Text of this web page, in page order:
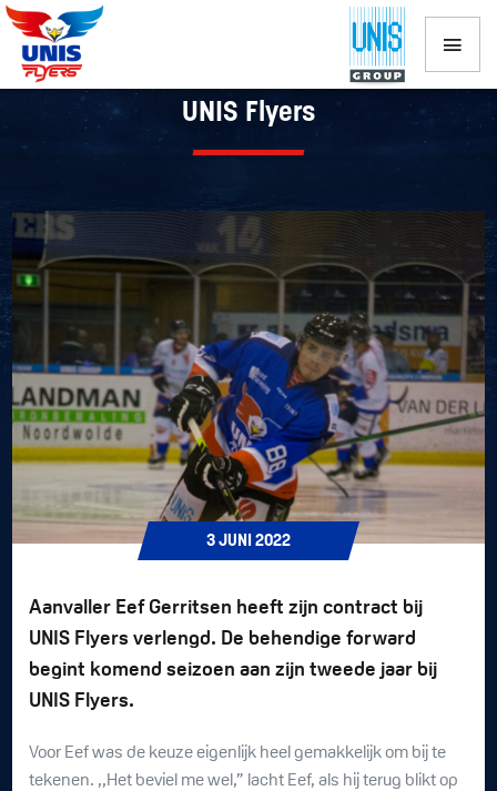
International Eef Gerritsen langer bij
UNIS Flyers
3 JUNI 2022
Aanvaller Eef Gerritsen heeft zijn contract bij
UNIS Flyers verlengd. De behendige forward
begint komend seizoen aan zijn tweede jaar bij
UNIS Flyers.
Voor Eef was de keuze eigenlijk heel gemakkelijk om bij te
tekenen. ,,Het beviel me wel,” lacht Eef, als hij terug blikt op